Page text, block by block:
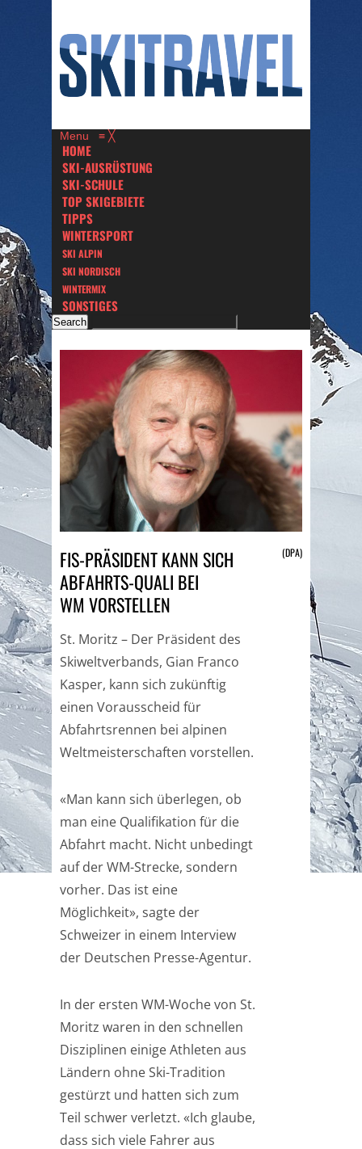
Menu ≡ ╳
HOME
SKI-AUSRÜSTUNG
SKI-SCHULE
TOP SKIGEBIETE
TIPPS
WINTERSPORT
SKI ALPIN
SKI NORDISCH
WINTERMIX
SONSTIGES
FIS-PRÄSIDENT KANN SICH
ABFAHRTS-QUALI BEI
WM VORSTELLEN
(DPA)
St. Moritz – Der Präsident des
Skiweltverbands, Gian Franco
Kasper, kann sich zukünftig
einen Vorausscheid für
Abfahrtsrennen bei alpinen
Weltmeisterschaften vorstellen.
«Man kann sich überlegen, ob
man eine Qualifikation für die
Abfahrt macht. Nicht unbedingt
auf der WM-Strecke, sondern
vorher. Das ist eine
Möglichkeit», sagte der
Schweizer in einem Interview
der Deutschen Presse-Agentur.
In der ersten WM-Woche von St.
Moritz waren in den schnellen
Disziplinen einige Athleten aus
Ländern ohne Ski-Tradition
gestürzt und hatten sich zum
Teil schwer verletzt. «Ich glaube,
dass sich viele Fahrer aus